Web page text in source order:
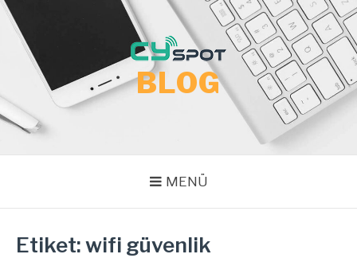
İçeriğe
atla
BLOG
MENÜ
Etiket:wifi güvenlik